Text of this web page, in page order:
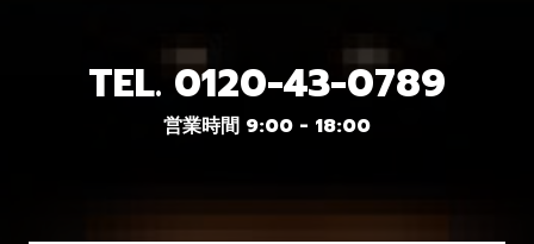
TEL. 0120-43-0789
営業時間 9:00 - 18:00